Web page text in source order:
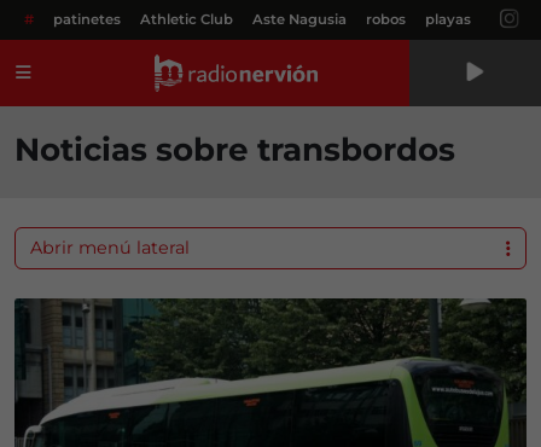
# patinetes Athletic Club Aste Nagusia robos playas
Noticias sobre transbordos
Abrir menú lateral